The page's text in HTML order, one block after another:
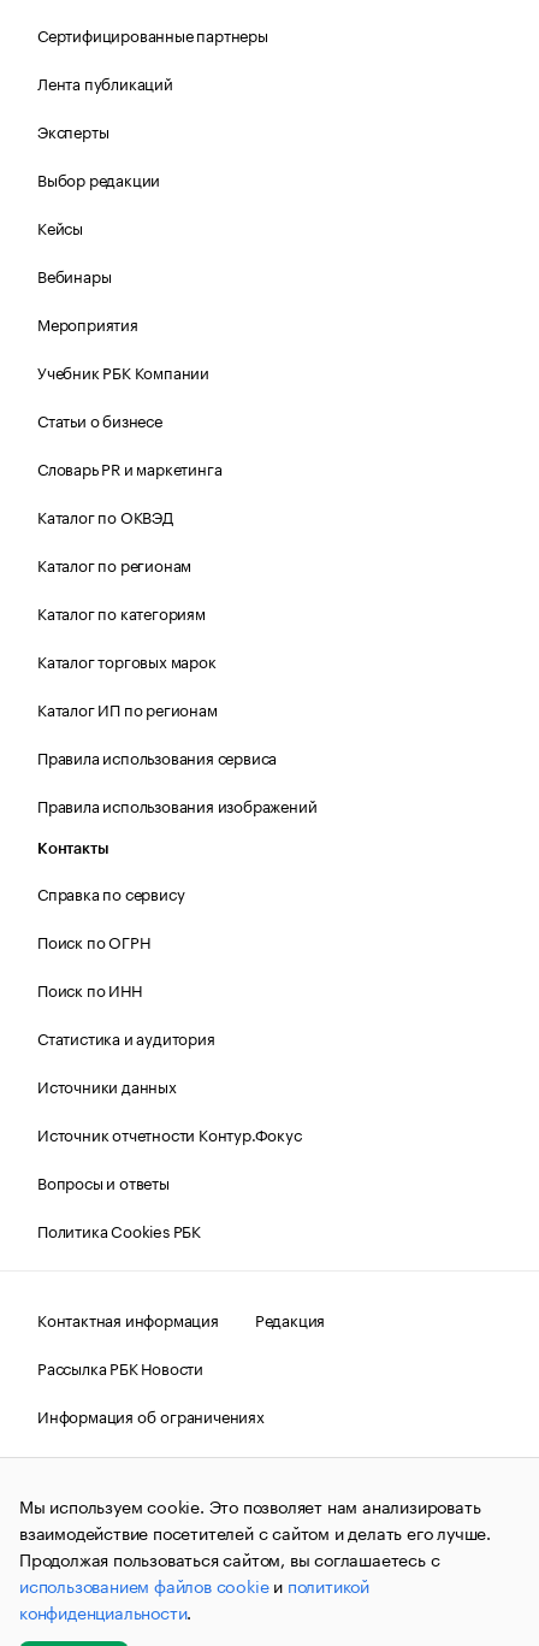
Сертифицированные партнеры
Лента публикаций
Эксперты
Выбор редакции
Кейсы
Вебинары
Мероприятия
Учебник РБК Компании
Статьи о бизнесе
Словарь PR и маркетинга
Каталог по ОКВЭД
Каталог по регионам
Каталог по категориям
Каталог торговых марок
Каталог ИП по регионам
Правила использования сервиса
Правила использования изображений
Контакты
Справка по сервису
Поиск по ОГРН
Поиск по ИНН
Статистика и аудитория
Источники данных
Источник отчетности Контур.Фокус
Вопросы и ответы
Политика Cookies РБК
Контактная информация
Редакция
Рассылка РБК Новости
Информация об ограничениях
Правовая информация
О соблюдении авторских прав
© АО «РОСБИЗНЕСКОНСАЛТИНГ»,1995–2026.Сообщения
и материалы информационного агентства «РБК»
(зарегистрировано Федеральной службой по надзору в сфере
связи, информационных технологий и массовых
коммуникаций (Роскомнадзор) 09.12.2015 за номером ИА
№ФС77-63848) сопровождаются пометкой «РБК». Отдельные
публикации могут содержать информацию,
Мы используем cookie. Это позволяет нам анализировать
взаимодействие посетителей с сайтом и делать его лучше.
Продолжая пользоваться сайтом, вы соглашаетесь с
использованием файлов cookieи политикой
конфиденциальности.